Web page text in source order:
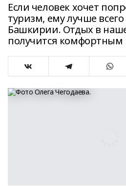
Если человек хочет
туризм, ему лучше всего
Башкирии. Отдых в
получится комфортным